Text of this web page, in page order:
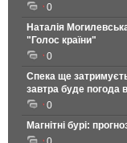
0
Наталія
"Голос країни"
0
Спека ще
завтра буде погода в
0
Магнітні бурі: